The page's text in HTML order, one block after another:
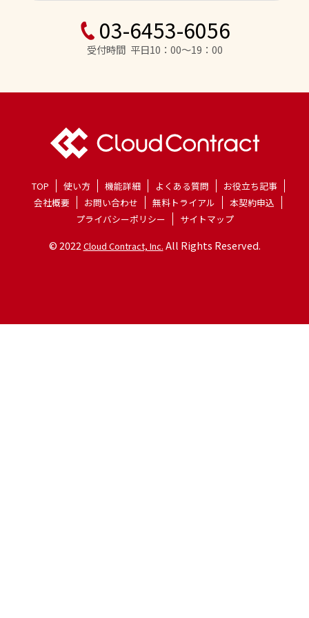
03-6453-6056
受付時間 平日10：00～19：00
TOP 使い方 機能詳細 よくある質問
お役立ち記事
会社概要
お問い合わせ 無料トライアル
本契約申込
プライバシーポリシー
サイトマップ
© 2022 Cloud Contract, Inc. All Rights Reserved.